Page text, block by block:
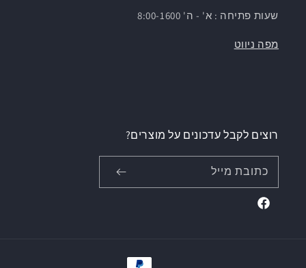
שעות פתיחה : א' - ה' 8:00-1600
מפה ניווט
רוצים לקבל עדכונים על מוצרים?
כתובת מייל
Facebook